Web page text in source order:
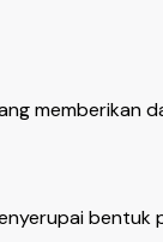
memberikan
bentuk